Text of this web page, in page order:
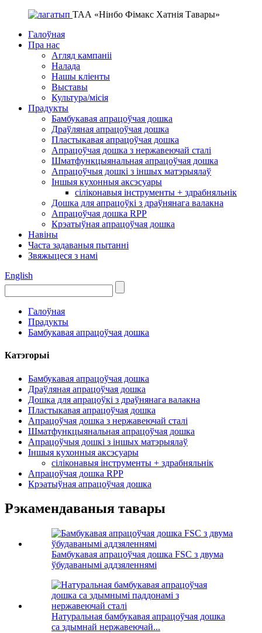
ТАА «Нінбо Фімакс Хатнія Тавары»
Галоўная
Пра нас
Агляд кампаніі
Налада
Нашы кліенты
Выставы
Культура/місія
Прадукты
Бамбукавая апрацоўчая дошка
Драўляная апрацоўчая дошка
Пластыкавая апрацоўчая дошка
Апрацоўчая дошка з нержавеючай сталі
Шматфункцыянальная апрацоўчая дошка
Апрацоўчыя дошкі з іншых матэрыялаў
Іншыя кухонныя аксэсуары
сіліконавыя інструменты + здрабняльнік
Дошка для апрацоўкі з драўнянага валакна
Апрацоўчая дошка RPP
Крэатыўная апрацоўчая дошка
Навіны
Часта задаваныя пытанні
Звяжыцеся з намі
English
Галоўная
Прадукты
Бамбукавая апрацоўчая дошка
Катэгорыі
Бамбукавая апрацоўчая дошка
Драўляная апрацоўчая дошка
Дошка для апрацоўкі з драўнянага валакна
Пластыкавая апрацоўчая дошка
Апрацоўчая дошка з нержавеючай сталі
Шматфункцыянальная апрацоўчая дошка
Апрацоўчыя дошкі з іншых матэрыялаў
Іншыя кухонныя аксэсуары
сіліконавыя інструменты + здрабняльнік
Апрацоўчая дошка RPP
Крэатыўная апрацоўчая дошка
Рэкамендаваныя тавары
Бамбукавая апрацоўчая дошка FSC з двума
ўбудаванымі аддзяленнямі
Натуральная бамбукавая апрацоўчая дошка
са здымнай нержавеючай...